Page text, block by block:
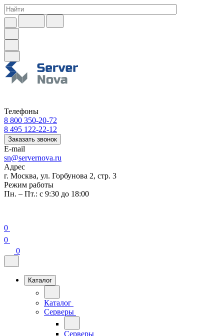
Телефоны
8 800 350-20-72
8 495 122-22-12
Заказать звонок
E-mail
sn@servernova.ru
Адрес
г. Москва, ул. Горбунова 2, стр. 3
Режим работы
Пн. – Пт.: с 9:30 до 18:00
0
0
0
Каталог
Каталог
Серверы
Серверы